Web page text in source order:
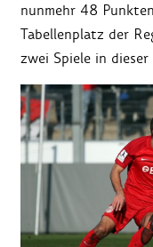
nunmehr 48
Tabellenplatz der
zwei Spiele in dieser